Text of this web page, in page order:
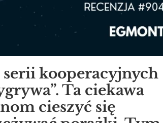
serii kooperacyjnych
Ta ciekawa
cieszyć się